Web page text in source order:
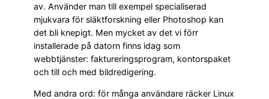
av. Använder man till exempel specialiserad
mjukvara för släktforskning eller Photoshop kan
det bli knepigt. Men mycket av det vi förr
installerade på datorn finns idag som
webbtjänster: faktureringsprogram, kontorspaket
och till och med bildredigering.
Med andra ord: för många användare räcker Linux